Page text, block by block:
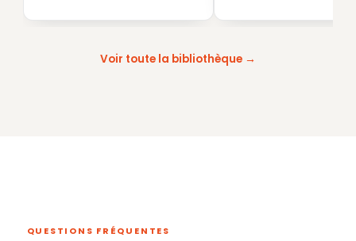
Voir toute la bibliothèque
QUESTIONS FRÉQUENTES